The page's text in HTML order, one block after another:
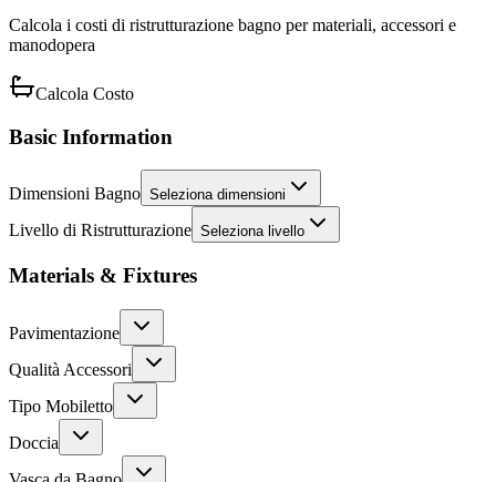
Calcola i costi di ristrutturazione bagno per materiali, accessori e
manodopera
Calcola Costo
Basic Information
Dimensioni Bagno Seleziona dimensioni
Livello di Ristrutturazione Seleziona livello
Materials & Fixtures
Pavimentazione
Qualità Accessori
Tipo Mobiletto
Doccia